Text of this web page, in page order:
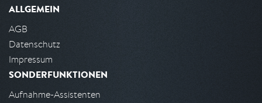
ALLGEMEIN
AGB
Datenschutz
Impressum
SONDERFUNKTIONEN
Aufnahme-Assistenten